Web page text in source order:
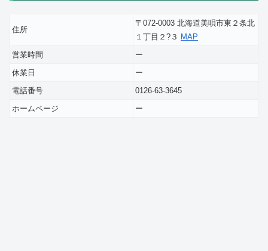
住所
〒072-0003 北海道美唄市東２条北
１丁目２?３ MAP
営業時間
ー
休業日
ー
電話番号
0126-63-3645
ホームページ
ー